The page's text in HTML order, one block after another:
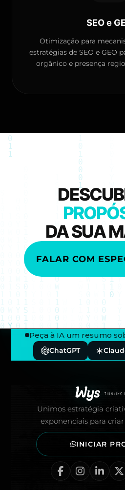
SEO e
Otimização para
estratégias de SEO e GEO
orgânico e presença
DA SUA
FALAR COM
Peça à IA um resumo
ChatGPT
Unimos estratégia
exponenciais para
INICIAR